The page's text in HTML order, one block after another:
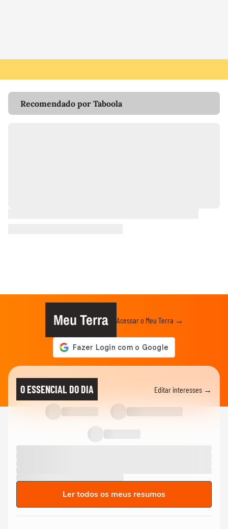
Recomendado por Taboola
Meu Terra Acessar o Meu Terra →
O ESSENCIAL DO DIA Editar interesses →
Ler todos os meus resumos